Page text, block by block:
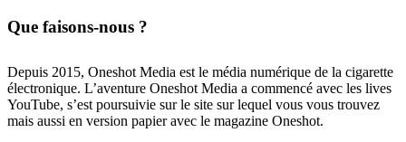
Que faisons-nous ?
Depuis 2015, Oneshot Media est le média numérique de la cigarette
électronique. L’aventure Oneshot Media a commencé avec les lives
YouTube, s’est poursuivie sur le site sur lequel vous vous trouvez
mais aussi en version papier avec le magazine Oneshot.